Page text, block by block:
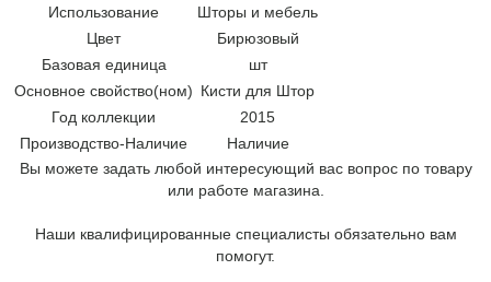
Использование
Шторы и мебель
Цвет
Бирюзовый
Базовая единица
шт
Основное свойство(ном) Кисти для Штор
Год коллекции
2015
Производство-Наличие
Наличие
Вы можете задать любой интересующий вас вопрос по товару
или работе магазина.
Наши квалифицированные специалисты обязательно вам
помогут.